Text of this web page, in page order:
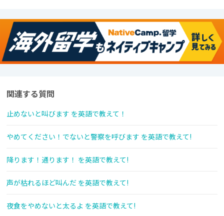
関連する質問
止めないと叫びます を英語で教えて！
やめてください！でないと警察を呼びます を英語で教えて!
降ります！通ります！ を英語で教えて!
声が枯れるほど叫んだ を英語で教えて!
夜食をやめないと太るよ を英語で教えて!